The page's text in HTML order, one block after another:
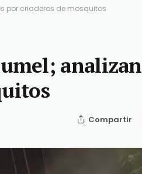
por criaderos de mosquitos
analizan
Compartir